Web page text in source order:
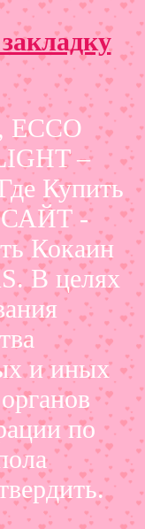
ECCO
–
Купить
САЙТ -
Кокаин
В целях
и иных
по